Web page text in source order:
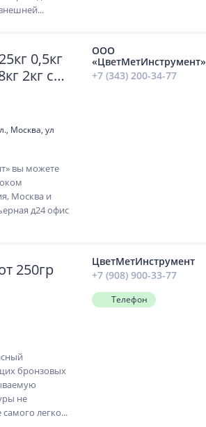
0,5кг
2кг с
Москва, ул
вы можете
Москва и
д24 офис
ООО
«ЦветМетИнструмент»
+7 (343) 200-34-77
250гр
бронзовых
не
легко...
ЦветМетИнструмент
+7 (908) 900-33-77
Телефон